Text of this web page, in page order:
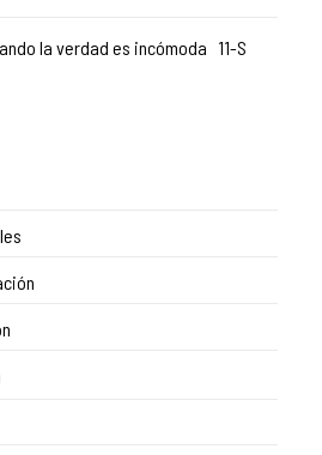
la verdad es incómoda 11-S